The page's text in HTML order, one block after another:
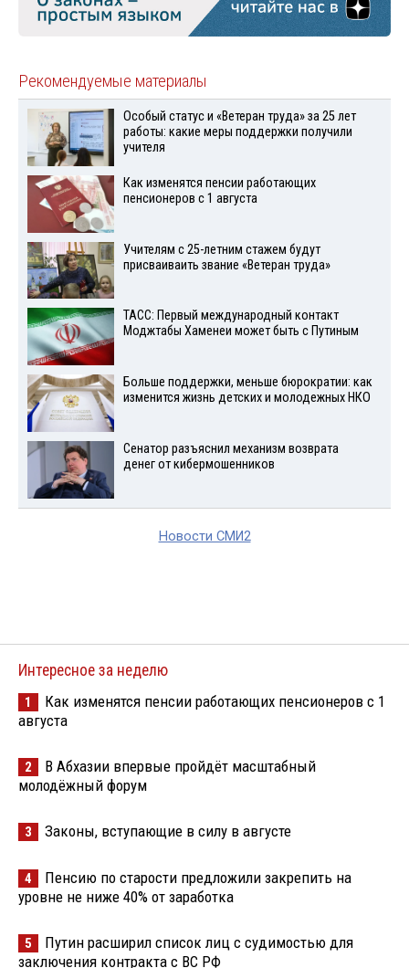
Рекомендуемые материалы
Особый статус и «Ветеран труда» за 25 лет
работы: какие меры поддержки получили
учителя
Как изменятся пенсии работающих
пенсионеров с 1 августа
Учителям с 25-летним стажем будут
присваиваить звание «Ветеран труда»
ТАСС: Первый международный контакт
Моджтабы Хаменеи может быть с Путиным
Больше поддержки, меньше бюрократии: как
изменится жизнь детских и молодежных НКО
Сенатор разъяснил механизм возврата
денег от кибермошенников
Новости СМИ2
Интересное за неделю
1
Как изменятся пенсии работающих пенсионеров с 1
августа
2
В Абхазии впервые пройдёт масштабный
молодёжный форум
3 Законы, вступающие в силу в августе
4
Пенсию по старости предложили закрепить на
уровне не ниже 40% от заработка
5
Путин расширил список лиц с судимостью для
заключения контракта с ВС РФ